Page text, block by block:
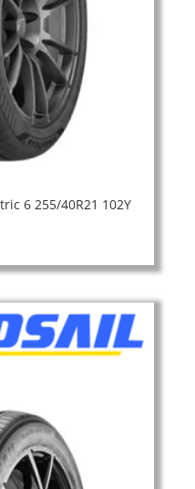
6 255/40R21 102Y